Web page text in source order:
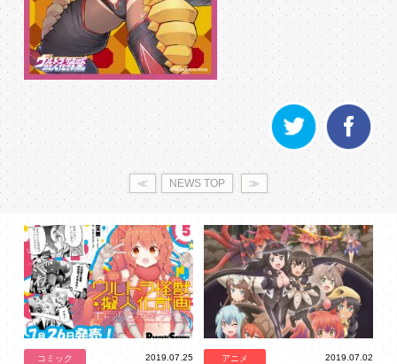
≪ NEWS TOP ≫
コミック 2019.07.25 アニメ 2019.07.02